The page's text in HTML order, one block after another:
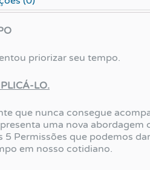
priorizar seu tempo.
LO.
que nunca consegue
uma nova abordagem
Permissões que podemos
em nosso cotidiano.